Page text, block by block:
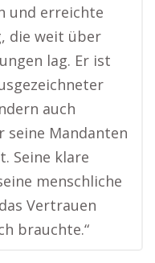
und erreichte
die weit über
lag. Er ist
auch
seine Mandanten
Seine klare
menschliche
Vertrauen
brauchte.“